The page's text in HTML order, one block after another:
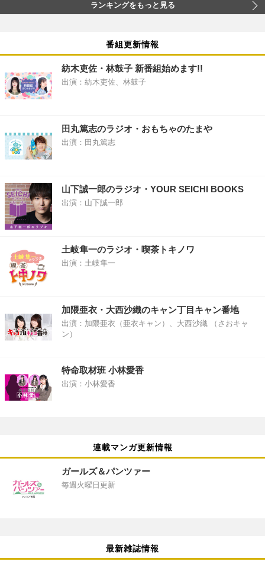
ランキングをもっと見る
番組更新情報
紡木吏佐・林鼓子 新番組始めます!!
出演：紡木吏佐、林鼓子
田丸篤志のラジオ・おもちゃのたまや
出演：田丸篤志
山下誠一郎のラジオ・YOUR SEICHI BOOKS
出演：山下誠一郎
土岐隼一のラジオ・喫茶トキノワ
出演：土岐隼一
加隈亜衣・大西沙織のキャン丁目キャン番地
出演：加隈亜衣（亜衣キャン）、大西沙織 （さおキャ
ン）
特命取材班 小林愛香
出演：小林愛香
連載マンガ更新情報
ガールズ＆パンツァー
毎週火曜日更新
最新雑誌情報